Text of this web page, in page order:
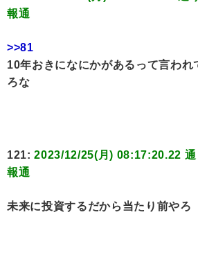
報通
>>81
10年おきになにかがあるって言われ
ろな
121:2023/12/25(月) 08:17:20.22
報通
未来に投資するだから当たり前やろ